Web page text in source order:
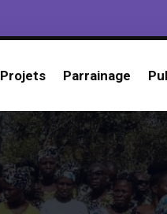
Projets Parrainage